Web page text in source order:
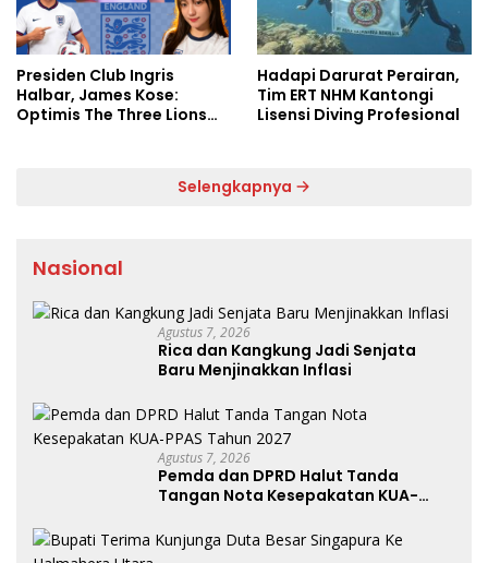
Presiden Club Ingris
Halbar, James Kose:
Optimis The Three Lions
Hadapi Darurat Perairan,
Tim ERT NHM Kantongi
Lisensi Diving Profesional
Selengkapnya
Nasional
Agustus 7, 2026
Rica dan Kangkung Jadi Senjata
Baru Menjinakkan Inflasi
Agustus 7, 2026
Pemda dan DPRD Halut Tanda
Tangan Nota Kesepakatan KUA-